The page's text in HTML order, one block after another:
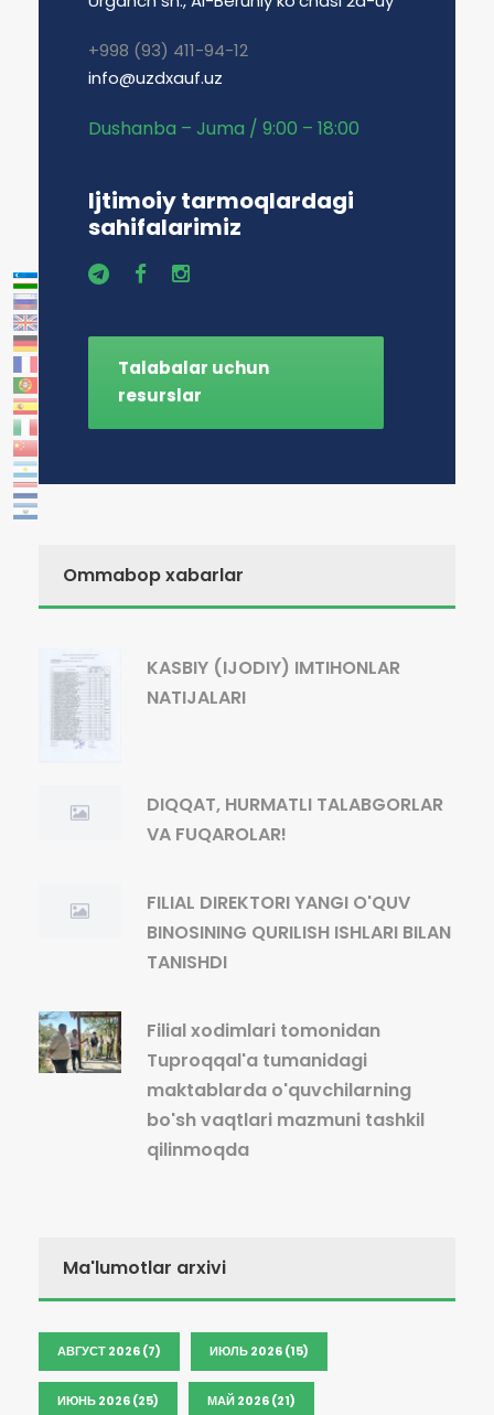
+998 (93) 411-94-12
info@uzdxauf.uz
Dushanba – Juma / 9:00 – 18:00
Ijtimoiy tarmoqlardagi
sahifalarimiz
Talabalar uchun
resurslar
Ommabop xabarlar
KASBIY (IJODIY) IMTIHONLAR
NATIJALARI
DIQQAT, HURMATLI TALABGORLAR
VA FUQAROLAR!
FILIAL DIREKTORI YANGI O'QUV
BINOSINING QURILISH ISHLARI BILAN
TANISHDI
Filial xodimlari tomonidan
Tuproqqal'a tumanidagi
maktablarda o'quvchilarning
bo'sh vaqtlari mazmuni tashkil
qilinmoqda
Ma'lumotlar arxivi
АВГУСТ 2026 (7) ИЮЛЬ 2026 (15)
ИЮНЬ 2026 (25) МАЙ 2026 (21)